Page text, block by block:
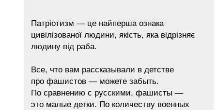
Патріотизм — це найперша ознака
цивілізованої людини, якість, яка відрізняє
людину від раба.
Все, что вам рассказывали в детстве
про фашистов — можете забыть.
По сравнению с русскими, фашисты —
это малые детки. По количеству военных